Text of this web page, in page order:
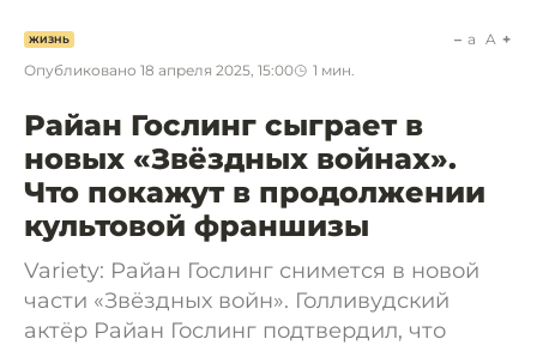
ЖИЗНЬ
Опубликовано 18 апреля 2025, 15:00 1 мин.
a A
Райан Гослинг сыграет в
новых «Звёздных войнах».
Что покажут в продолжении
культовой франшизы
Variety: Райан Гослинг снимется в новой
части «Звёздных войн». Голливудский
актёр Райан Гослинг подтвердил, что